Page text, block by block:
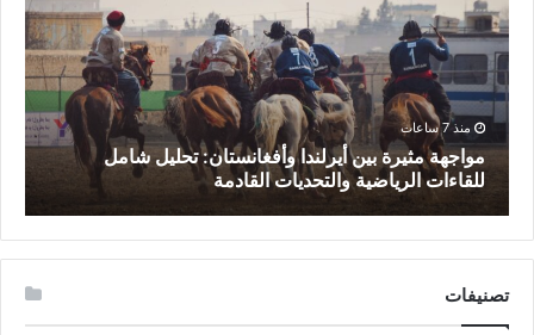
منذ 7 ساعات
مواجهة مثيرة بين أيرلندا وأفغانستان: تحليل شامل
للقاءات الرياضية والتحديات القادمة
تصنيفات